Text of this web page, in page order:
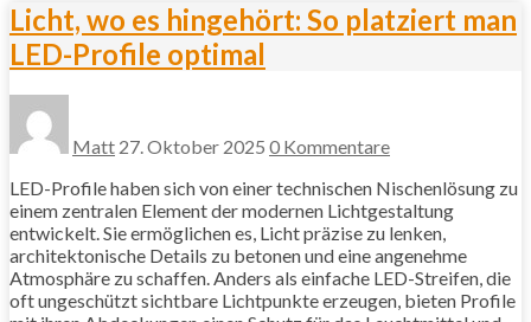
Licht, wo es hingehört: So platziert man
LED-Profile optimal
Matt 27. Oktober 2025 0 Kommentare
LED-Profile haben sich von einer technischen Nischenlösung zu
einem zentralen Element der modernen Lichtgestaltung
entwickelt. Sie ermöglichen es, Licht präzise zu lenken,
architektonische Details zu betonen und eine angenehme
Atmosphäre zu schaffen. Anders als einfache LED-Streifen, die
oft ungeschützt sichtbare Lichtpunkte erzeugen, bieten Profile